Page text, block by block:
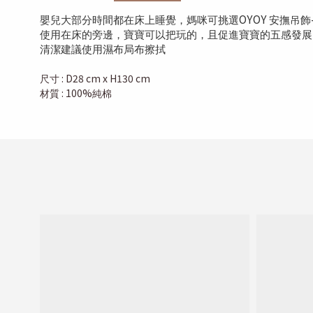
嬰兒大部分時間都在床上睡覺，媽咪可挑選OYOY安撫吊飾
使用在床的旁邊，寶寶可以把玩的，且促進寶寶的五感發
清潔建議使用濕布局布擦拭
尺寸 : D28 cm x H130 cm
材質 : 100%純棉